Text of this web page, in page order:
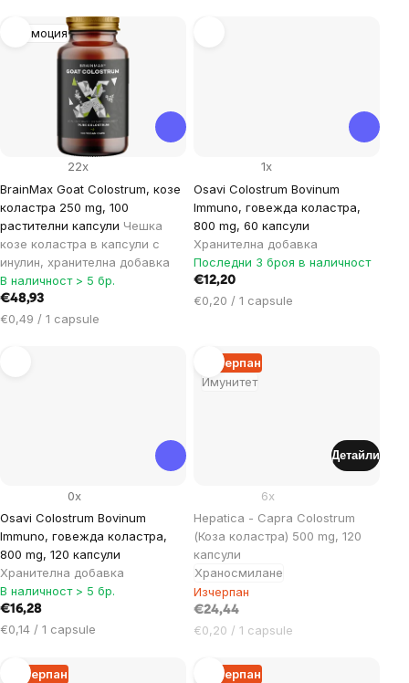
мярка:
Промоция
BrainMax Goat Colostrum, козе
коластра 250 mg, 100
растителни капсули Чешка
козе коластра в капсули с
инулин, хранителна добавка
22x
В наличност > 5 бр.
€48,93
Цена
€0,49 / 1 capsule
Osavi Colostrum Bovinum
Immuno, говежда коластра,
800 mg, 60 капсули
Хранителна добавка
1x
Последни 3 броя в наличност
€12,20
Цена
€0,20 / 1 capsule
Osavi Colostrum Bovinum
Immuno, говежда коластра,
800 mg, 120 капсули
Хранителна добавка
0x
В наличност > 5 бр.
€16,28
Цена
мярка:
€0,14 / 1 capsule
Имунитет
Изчерпан
Hepatica - Capra Colostrum
(Коза коластра) 500 mg, 120
капсули
Храносмилане
6x
Изчерпан
€24,44
Цена
мярка:
€0,20 / 1 capsule
Детайли
Изчерпан Изчерпан